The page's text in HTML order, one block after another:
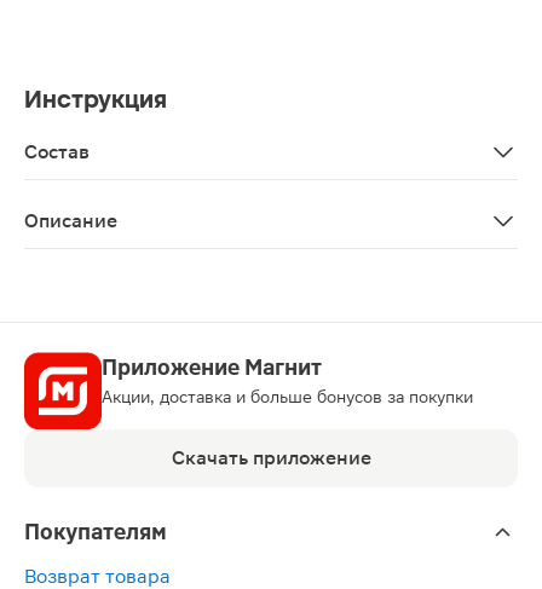
Инструкция
Состав
Описание
Приложение Магнит
Акции, доставка и больше бонусов за покупки
Скачать приложение
Покупателям
Возврат товара